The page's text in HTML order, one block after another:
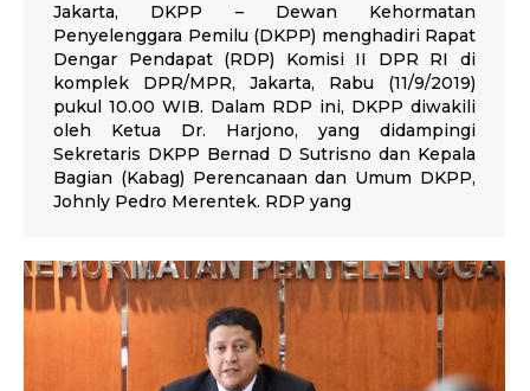
Jakarta, DKPP – Dewan Kehormatan
Penyelenggara Pemilu (DKPP) menghadiri Rapat
Dengar Pendapat (RDP) Komisi II DPR RI di
komplek DPR/MPR, Jakarta, Rabu (11/9/2019)
pukul 10.00 WIB. Dalam RDP ini, DKPP diwakili
oleh Ketua Dr. Harjono, yang didampingi
Sekretaris DKPP Bernad D Sutrisno dan Kepala
Bagian (Kabag) Perencanaan dan Umum DKPP,
Johnly Pedro Merentek. RDP yang